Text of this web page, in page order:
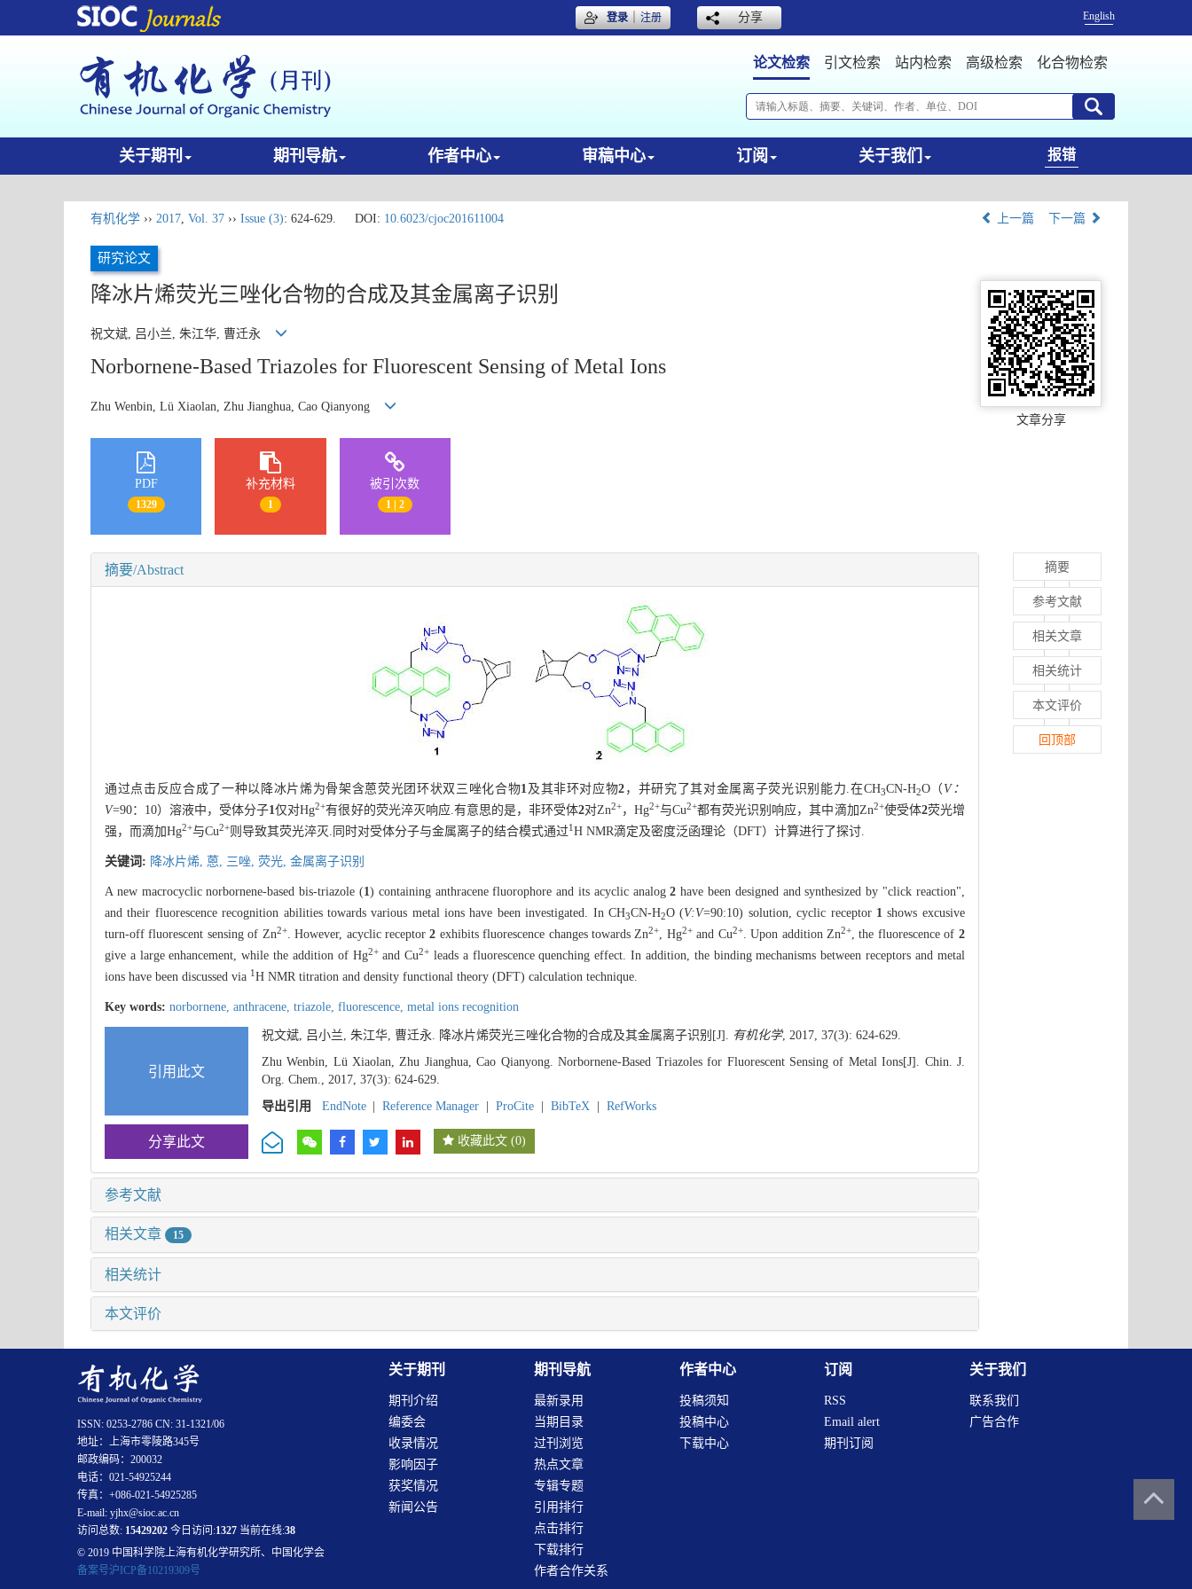
登录｜注册 分享 English
论文检索 引文检索 站内检索 高级检索 化合物检索
关于期刊 期刊导航 作者中心 审稿中心 订阅 关于我们 报错
有机化学 ›› 2017, Vol. 37 ›› Issue (3): 624-629. DOI: 10.6023/cjoc201611004 上一篇 下一篇
研究论文
降冰片烯荧光三唑化合物的合成及其金属离子识别
祝文斌, 吕小兰, 朱江华, 曹迁永
Norbornene-Based Triazoles for Fluorescent Sensing of Metal Ions
Zhu Wenbin, Lü Xiaolan, Zhu Jianghua, Cao Qianyong
文章分享
PDF
1329
补充材料
1
被引次数
1 | 2
摘要/Abstract
通过点击反应合成了一种以降冰片烯为骨架含蒽荧光团环状双三唑化合物1及其非环对应物2 ，并研究了其对金属离子荧光识别能力.在CH3CN-H2O（ V：
V=90：10）溶液中，受体分子1仅对Hg2+有很好的荧光淬灭响应.有意思的是，非环受体2对Zn2+，Hg2+与Cu2+都有荧光识别响应，其中滴加Zn2+使受体2荧光增
强，而滴加Hg2+与Cu2+则导致其荧光淬灭.同时对受体分子与金属离子的结合模式通过1 H NMR滴定及密度泛函理论（DFT）计算进行了探讨.
关键词: 降冰片烯, 蒽, 三唑, 荧光, 金属离子识别
A new macrocyclic norbornene-based bis-triazole (1) containing anthracene fluorophore and its acyclic analog2 have been designed and synthesized by "click reaction",
and their fluorescence recognition abilities towards various metal ions have been investigated. In CH3CN-H2O (V:V=90:10) solution, cyclic receptor 1shows excusive
turn-off fluorescent sensing of Zn2+. However, acyclic receptor2 exhibits fluorescence changes towards Zn2+, Hg2+and Cu2+. Upon addition Zn2+, the fluorescence of 2
give a large enhancement, while the addition of Hg2+and Cu2+ leads a fluorescence quenching effect. In addition, the binding mechanisms between receptors and metal
ions have been discussed via 1 H NMR titration and density functional theory (DFT) calculation technique.
Key words: norbornene, anthracene, triazole, fluorescence, metal ions recognition
引用此文
祝文斌, 吕小兰, 朱江华, 曹迁永. 降冰片烯荧光三唑化合物的合成及其金属离子识别[J]. 有机化学, 2017, 37(3): 624-629.
Zhu Wenbin, Lü Xiaolan, Zhu Jianghua, Cao Qianyong. Norbornene-Based Triazoles for Fluorescent Sensing of Metal Ions[J]. Chin. J.
Org. Chem., 2017, 37(3): 624-629.
导出引用
EndNote Reference Manager ProCite BibTeX RefWorks
分享此文 收藏此文 (0)
参考文献
相关文章 15
相关统计
本文评价
摘要
参考文献
相关文章
相关统计
本文评价
回顶部
关于期刊
期刊介绍
编委会
收录情况
影响因子
获奖情况
新闻公告
期刊导航
最新录用
当期目录
过刊浏览
热点文章
专辑专题
引用排行
点击排行
下载排行
作者合作关系
作者中心
投稿须知
投稿中心
下载中心
订阅
RSS
Email alert
期刊订阅
关于我们
联系我们
广告合作
ISSN: 0253-2786 CN: 31-1321/06
地址：上海市零陵路345号
邮政编码：200032
电话：021-54925244
传真：+086-021-54925285
E-mail: yjhx@sioc.ac.cn
访问总数: 15429202 今日访问:1327 当前在线:38
© 2019 中国科学院上海有机化学研究所、中国化学会
备案号沪ICP备10219309号